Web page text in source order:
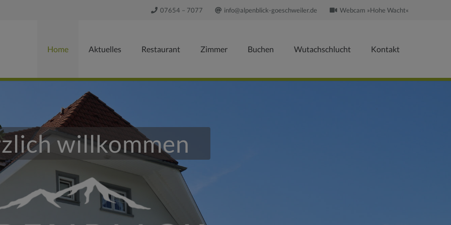
07654 – 7077 info@alpenblick-goeschweiler.de Webcam »Hohe Wacht«
Home Aktuelles Restaurant Zimmer Buchen Wutachschlucht Kontakt
willkommen